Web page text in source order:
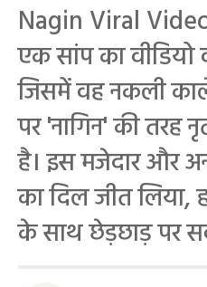
Nagin Viral
एक सांप का वीडियो
जिसमें वह नकली
पर 'नागिन' की तरह
है। इस मजेदार और
का दिल जीत लिया,
के साथ छेड़छाड़ पर